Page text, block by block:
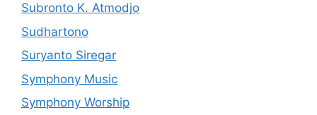
Subronto K. Atmodjo
Sudhartono
Suryanto Siregar
Symphony Music
Symphony Worship